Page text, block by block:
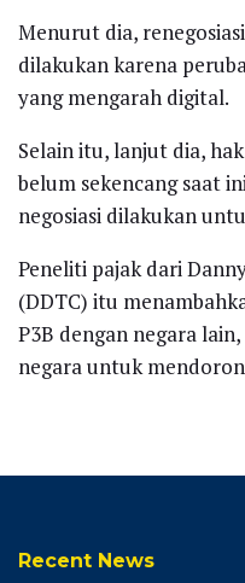
Menurut dia,
dilakukan karena
yang mengarah digital.
Selain itu, lanjut dia,
belum sekencang saat
negosiasi dilakukan
Peneliti pajak dari
(DDTC) itu
P3B dengan negara
negara untuk
Recent News